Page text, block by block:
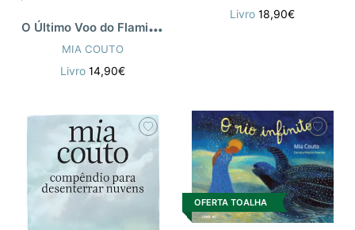
O
Último Voo do Flamingo
MIA COUTO
Livro 14,90€
Livro18,90€
OFERTA TOALHA